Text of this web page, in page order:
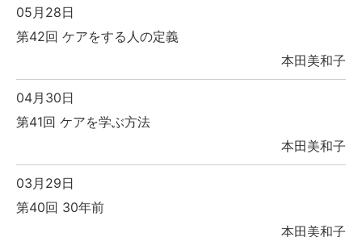
05月28日
第42回 ケアをする人の定義
本田美和子
04月30日
第41回 ケアを学ぶ方法
本田美和子
03月29日
第40回 30年前
本田美和子